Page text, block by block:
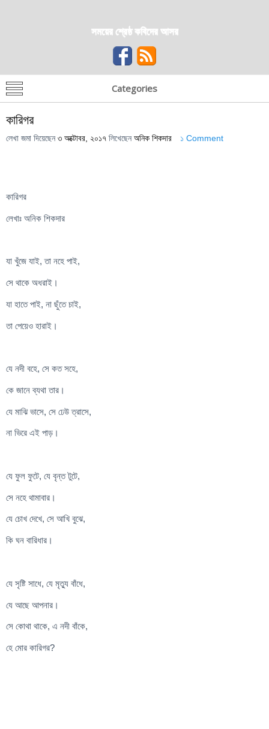
সময়ের শ্রেষ্ঠ কবিদের আসর
Categories
কারিগর
লেখা জমা দিয়েছেন ৩ অক্টোবর, ২০১৭ লিখেছেন অনিক শিকদার ১ Comment
কারিগর
লেখাঃ অনিক শিকদার
যা খুঁজে যাই, তা নহে পাই,
সে থাকে অধরাই।
যা হাতে পাই, না ছুঁতে চাই,
তা পেয়েও হারাই।
যে নদী বহে, সে কত সহে,
কে জানে ব্যথা তার।
যে মাঝি ভাসে, সে ঢেউ ত্রাসে,
না ভিরে এই পাড়।
যে ফুল ফুটে, যে বৃন্ত টুটে,
সে নহে থামাবার।
যে চোখ দেখে, সে আখি বুঝে,
কি ঘন বারিধার।
যে সৃষ্টি সাধে, যে মৃত্যু বাঁধে,
যে আছে আপনার।
সে কোথা থাকে, এ নদী বাঁকে,
হে মোর কারিগর?